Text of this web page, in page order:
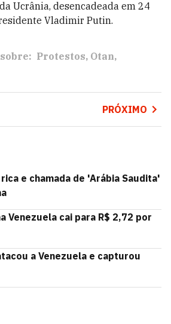
Ucrânia, desencadeada em 24
Vladimir Putin.
Protestos Otan
PRÓXIMO
e chamada de 'Arábia Saudita'
Venezuela cai para R$ 2,72 por
a Venezuela e capturou